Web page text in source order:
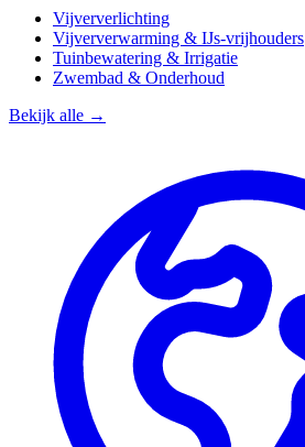
Vijververlichting
Vijververwarming & IJs-vrijhouders
Tuinbewatering & Irrigatie
Zwembad & Onderhoud
Bekijk alle →